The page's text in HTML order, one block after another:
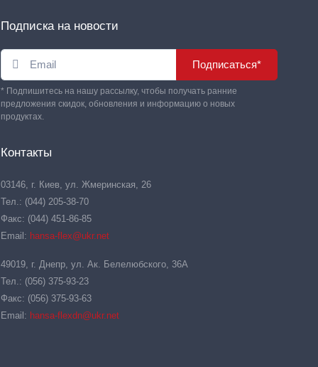
Подписка на новости
Подписаться*
* Подпишитесь на нашу рассылку, чтобы получать ранние
предложения скидок, обновления и информацию о новых
продуктах.
Контакты
03146, г. Киев, ул. Жмеринская, 26
Тел.: (044) 205-38-70
Факс: (044) 451-86-85
Email: hansa-flex@ukr.net
49019, г. Днепр, ул. Ак. Белелюбского, 36А
Тел.: (056) 375-93-23
Факс: (056) 375-93-63
Email: hansa-flexdn@ukr.net